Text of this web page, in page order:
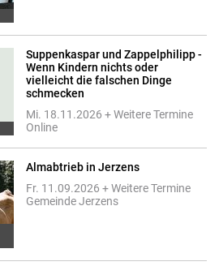
Suppenkaspar und Zappelphilipp -
Wenn Kindern nichts oder
vielleicht die falschen Dinge
schmecken
Mi. 18.11.2026 + Weitere Termine
Online
Almabtrieb in Jerzens
Fr. 11.09.2026 + Weitere Termine
Gemeinde Jerzens